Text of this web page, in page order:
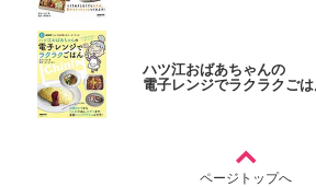
ハツ江おばあちゃんの
電子レンジでラクラクご
ページトップへ